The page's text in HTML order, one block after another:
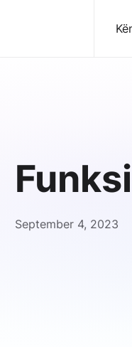
September 4, 2023